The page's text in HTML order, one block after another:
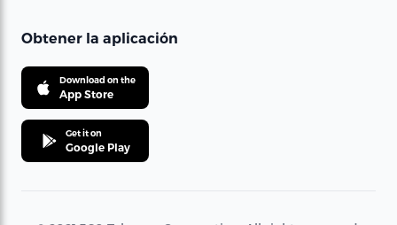
Obtener la aplicación
Download on the
App Store
Get it on
Google Play